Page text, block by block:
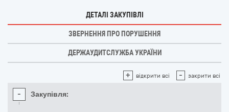
ДЕТАЛІ ЗАКУПІВЛІ
ЗВЕРНЕННЯ ПРО ПОРУШЕННЯ
ДЕРЖАУДИТСЛУЖБА УКРАЇНИ
+ відкрити всі - закрити всі
- Закупівля: